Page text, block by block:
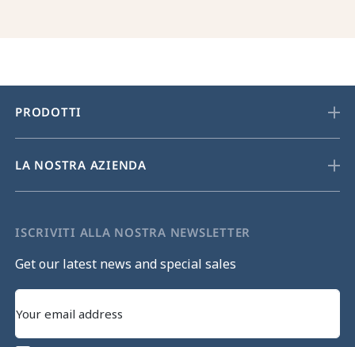
PRODOTTI
LA NOSTRA AZIENDA
ISCRIVITI ALLA NOSTRA NEWSLETTER
Get our latest news and special sales